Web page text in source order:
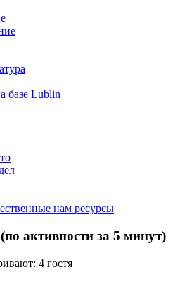
базе Lublin
нам ресурсы
(по активности за 5 минут)
4 гостя